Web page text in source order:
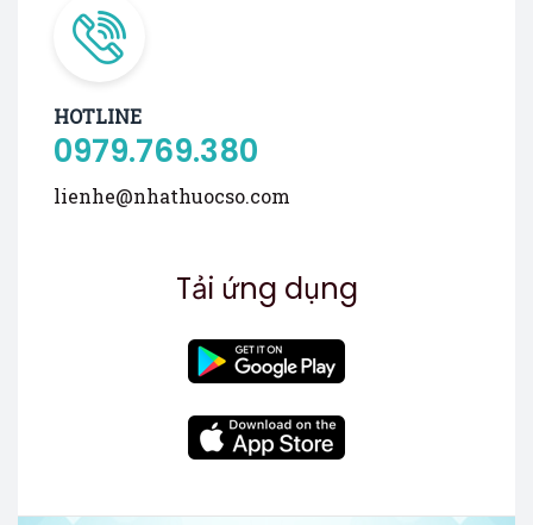
HOTLINE
0979.769.380
lienhe@nhathuocso.com
Tải ứng dụng